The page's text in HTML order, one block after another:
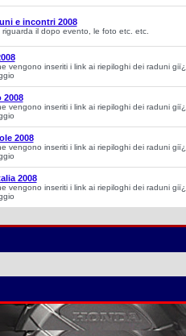
e incontri 2008
il dopo evento, le foto etc. etc.
vengono inseriti i link ai riepiloghi dei raduni
2008
vengono inseriti i link ai riepiloghi dei raduni
2008
vengono inseriti i link ai riepiloghi dei raduni
2008
vengono inseriti i link ai riepiloghi dei raduni